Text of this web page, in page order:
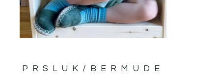
PRSLUK/BERMUDE